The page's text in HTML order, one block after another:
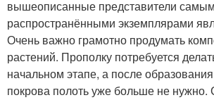
вышеописанные представители
распространёнными экземплярами
Очень важно грамотно продумать
растений. Прополку потребуется
начальном этапе, а после
покрова полоть уже больше не нужно.